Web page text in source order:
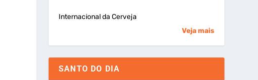
Internacional da Cerveja
Veja mais
SANTO DO DIA